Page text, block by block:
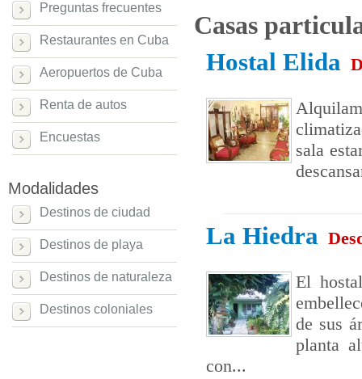
Preguntas frecuentes
Restaurantes en Cuba
Aeropuertos de Cuba
Renta de autos
Encuestas
Modalidades
Destinos de ciudad
Destinos de playa
Destinos de naturaleza
Destinos coloniales
Casas
Hostal Elida
sala
La Hiedra
El
de sus
planta
con...